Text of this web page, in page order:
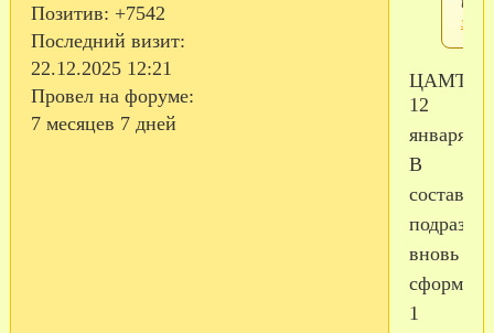
Позитив: +7542
Последний визит:
22.12.2025 12:21
Провел на форуме:
7 месяцев 7 дней
ЦАМТО,
12
января.
В
состав
вновь
1